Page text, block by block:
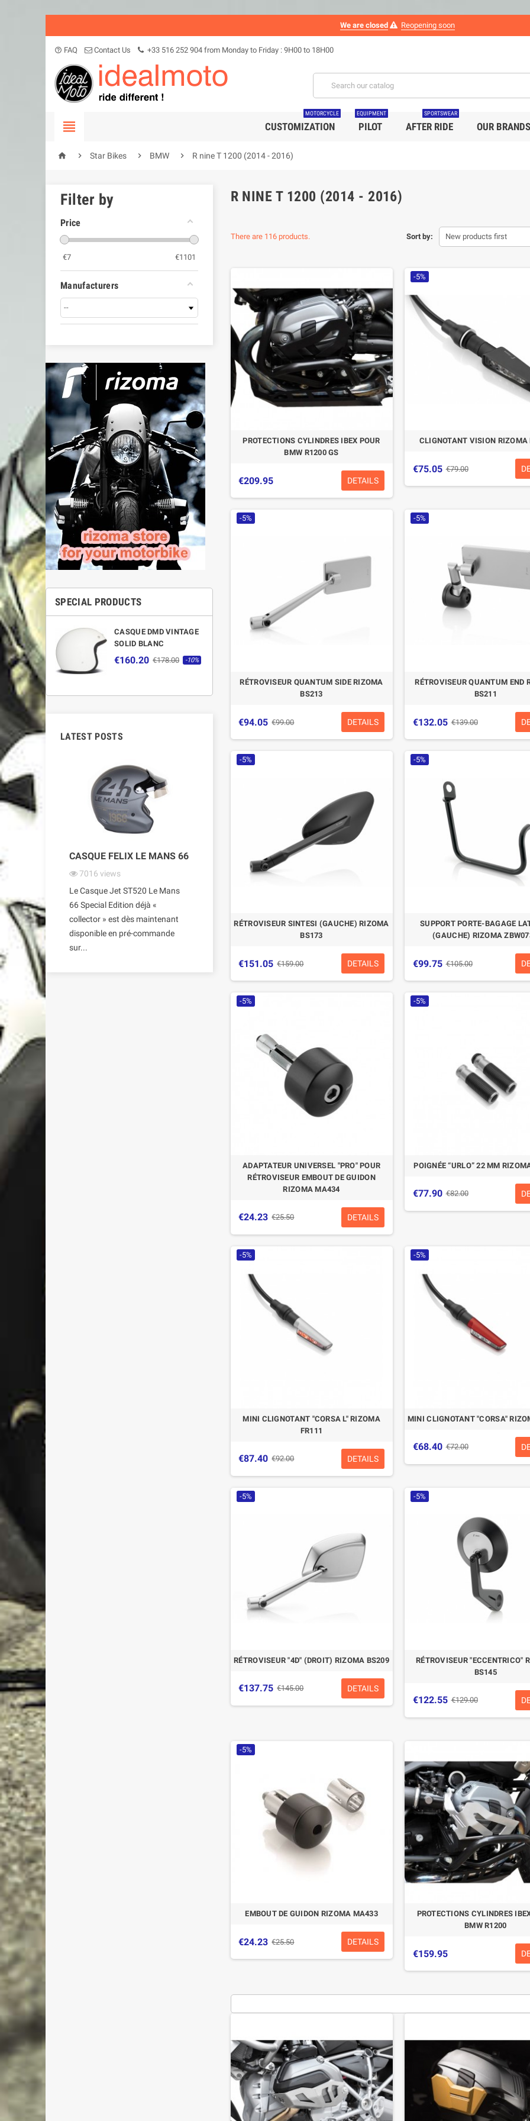
We are closed Reopening soon
help_outline FAQ Contact Us +33 516 252 904 from Monday to Friday : 9H00 to 18H00
 CUSTOMIZATION
MOTORCYCLE
PILOT
EQUIPMENT
AFTER RIDE
SPORTSWEAR
OUR BRANDS
  Star Bikes  BMW  R nine T 1200 (2014 - 2016)
Filter by
Price
€7 €1101
Manufacturers
SPECIAL PRODUCTS
CASQUE DMD VINTAGE
SOLID BLANC
€160.20 €178.00 -10%
-10.04%
LATEST POSTS
CASQUE FELIX LE MANS 66
7016 views
Le Casque Jet ST520 Le Mans
66 Special Edition déjà «
collector » est dès maintenant
disponible en pré-commande
sur...
R NINE T 1200 (2014 - 2016)
There are 116 products. Sort by: New products first
PROTECTIONS CYLINDRES IBEX POUR
BMW R1200 GS
€209.95 DETAILS
-5%
CLIGNOTANT VISION RIZOMA
€75.05 €79.00
-5%
RÉTROVISEUR QUANTUM SIDE RIZOMA
BS213
€94.05 €99.00 DETAILS
-5%
RÉTROVISEUR QUANTUM END
BS211
€132.05 €139.00
-5%
RÉTROVISEUR SINTESI (GAUCHE) RIZOMA
BS173
€151.05 €159.00 DETAILS
-5%
SUPPORT PORTE-BAGAGE
(GAUCHE) RIZOMA
€99.75 €105.00
-5%
ADAPTATEUR UNIVERSEL "PRO" POUR
RÉTROVISEUR EMBOUT DE GUIDON
RIZOMA MA434
€24.23 €25.50 DETAILS
-5%
POIGNÉE “URLO” 22 MM
€77.90 €82.00
-5%
MINI CLIGNOTANT "CORSA L" RIZOMA
FR111
€87.40 €92.00 DETAILS
-5%
MINI CLIGNOTANT "CORSA"
€68.40 €72.00
-5%
RÉTROVISEUR "4D" (DROIT) RIZOMA BS209
€137.75 €145.00 DETAILS
-5%
RÉTROVISEUR "ECCENTRICO"
BS145
€122.55 €129.00
-5%
EMBOUT DE GUIDON RIZOMA MA433
€24.23 €25.50 DETAILS
PROTECTIONS CYLINDRES
BMW R1200
€159.95